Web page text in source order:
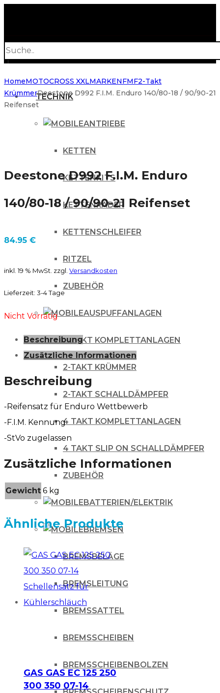
search
TECHNIK
ANTRIEBE
KETTEN
KETTENKITS
KETTENRÄDER
KETTENSCHLEIFER
RITZEL
ZUBEHÖR
AUSPUFFANLAGEN
2-TAKT KOMPLETTANLAGEN
2-TAKT KRÜMMER
2-TAKT SCHALLDÄMPFER
4 TAKT KOMPLETTANLAGEN
4 TAKT SLIP ON SCHALLDÄMPFER
ZUBEHÖR
BATTERIEN/ELEKTRIK
BREMSEN
BREMSBELÄGE
BREMSLEITUNG
BREMSSATTEL
BREMSSCHEIBEN
BREMSSCHEIBENBOLZEN
HomeMOTOCROSS XXLMARKENFMF2-Takt
KrümmerDeestone D992 F.I.M. Enduro 140/80-18 / 90/90-21
Reifenset
Deestone D992 F.I.M. Enduro
140/80-18 / 90/90-21 Reifenset
84.95 €
inkl. 19 % MwSt. zzgl. Versandkosten
Lieferzeit: 3-4 Tage
Nicht Vorrätig
Beschreibung
Zusätzliche Informationen
Beschreibung
-Reifensatz für Enduro Wettbewerb
-F.I.M. Kennung
-StVo zugelassen
Zusätzliche Informationen
Gewicht 6 kg
Ähnliche Produkte
GAS GAS EC 125 250
300 350 07-14